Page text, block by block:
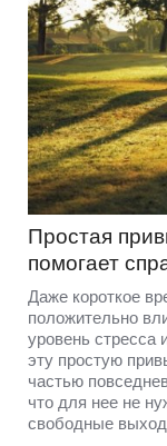
Простая
помогает
Даже короткое
положительно
уровень стресса
эту простую
частью
что для нее не
свободные